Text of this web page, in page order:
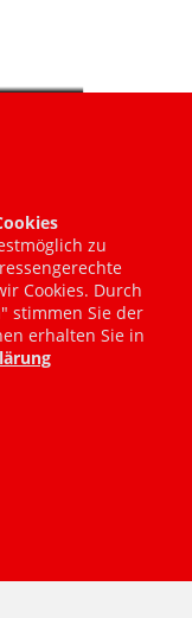
zu
Cookies. Durch
stimmen Sie der
erhalten Sie in